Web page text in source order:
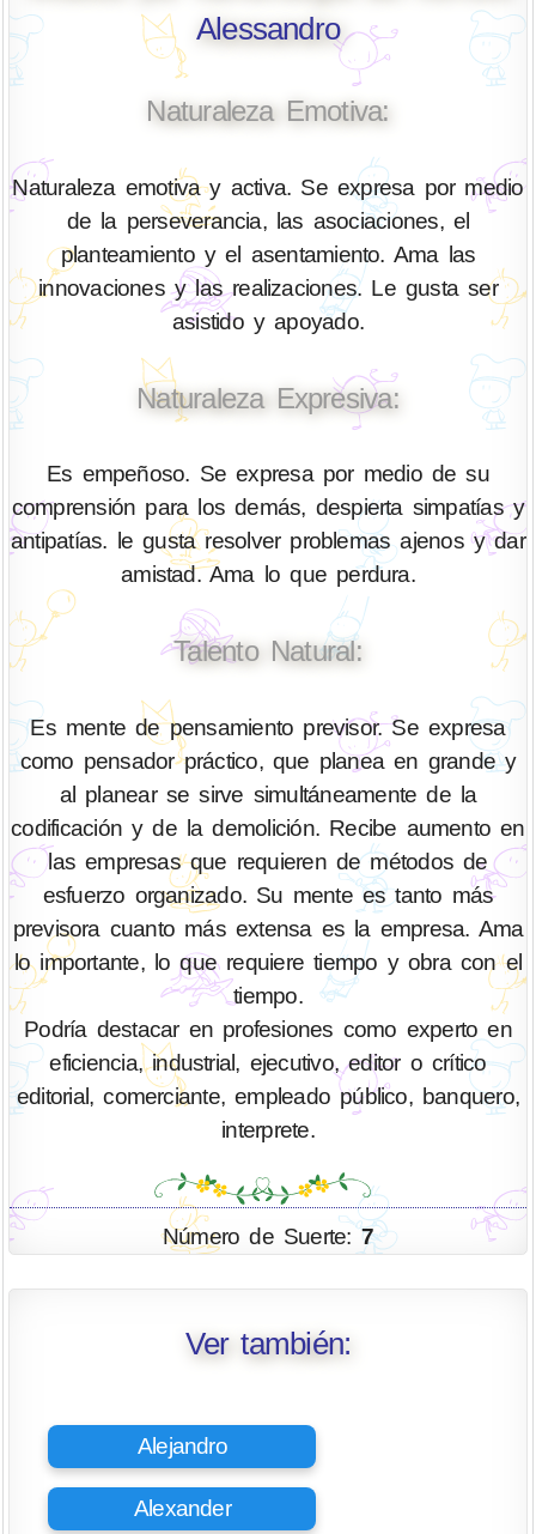
Alessandro
Naturaleza Emotiva:
Naturaleza emotiva y activa. Se expresa por medio
de la perseverancia, las asociaciones, el
planteamiento y el asentamiento. Ama las
innovaciones y las realizaciones. Le gusta ser
asistido y apoyado.
Naturaleza Expresiva:
Es empeñoso. Se expresa por medio de su
comprensión para los demás, despierta simpatías y
antipatías. le gusta resolver problemas ajenos y dar
amistad. Ama lo que perdura.
Talento Natural:
Es mente de pensamiento previsor. Se expresa
como pensador práctico, que planea en grande y
al planear se sirve simultáneamente de la
codificación y de la demolición. Recibe aumento en
las empresas que requieren de métodos de
esfuerzo organizado. Su mente es tanto más
previsora cuanto más extensa es la empresa. Ama
lo importante, lo que requiere tiempo y obra con el
tiempo.
Podría destacar en profesiones como experto en
eficiencia, industrial, ejecutivo, editor o crítico
editorial, comerciante, empleado público, banquero,
interprete.
Número de Suerte:7
Ver también:
Alejandro
Alexander